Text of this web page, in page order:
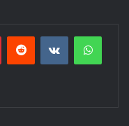
PinterestReddit VK